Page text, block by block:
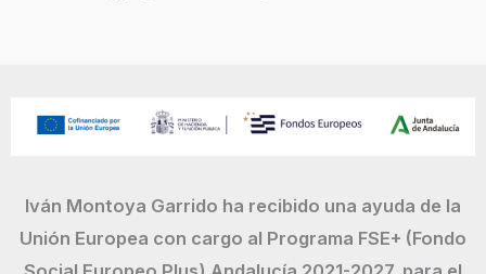
Iván Montoya Garrido ha recibido una ayuda de la
Unión Europea con cargo al Programa FSE+ (Fondo